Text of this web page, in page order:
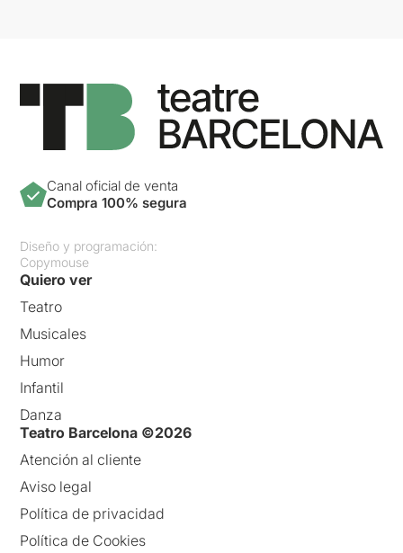
Canal oficial de venta
Compra 100% segura
Diseño y programación:
Copymouse
Quiero ver
Teatro
Musicales
Humor
Infantil
Danza
Teatro Barcelona ©2026
Atención al cliente
Aviso legal
Política de privacidad
Política de Cookies